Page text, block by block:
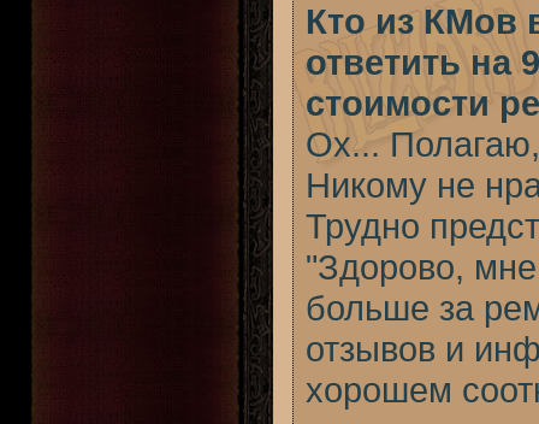
Кто из КМов
ответить на
стоимости
Ох...
Никому не
Трудно
"Здорово, мне
больше за
отзывов и
хорошем